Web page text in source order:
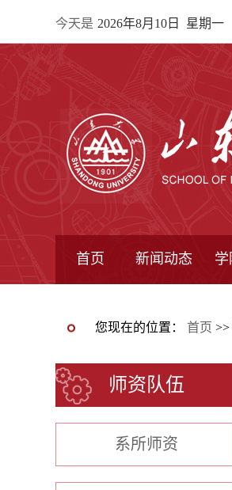
今天是 2026年8月10日 星期一
首页 新闻动态
您现在的位置： 首页 >>
师资队伍
系所师资